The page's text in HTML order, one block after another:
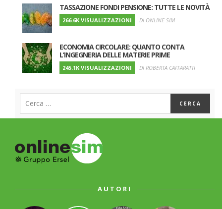
TASSAZIONE FONDI PENSIONE: TUTTE LE NOVITÀ
266.6K VISUALIZZAZIONI DI ONLINE SIM
ECONOMIA CIRCOLARE: QUANTO CONTA
L’INGEGNERIA DELLE MATERIE PRIME
245.1K VISUALIZZAZIONI DI ROBERTA CAFFARATTI
AUTORI